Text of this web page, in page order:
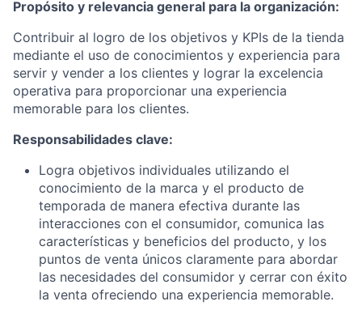
Propósito y relevancia general para la organización:
Contribuir al logro de los objetivos y KPIs de la tienda
mediante el uso de conocimientos y experiencia para
servir y vender a los clientes y lograr la excelencia
operativa para proporcionar una experiencia
memorable para los clientes.
Responsabilidades clave:
Logra objetivos individuales utilizando el
conocimiento de la marca y el producto de
temporada de manera efectiva durante las
interacciones con el consumidor, comunica las
características y beneficios del producto, y los
puntos de venta únicos claramente para abordar
las necesidades del consumidor y cerrar con éxito
la venta ofreciendo una experiencia memorable.